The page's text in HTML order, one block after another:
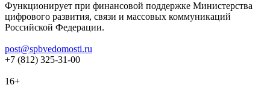
Функционирует при финансовой поддержке Министерства
цифрового развития, связи и массовых коммуникаций
Российской Федерации.
post@spbvedomosti.ru
+7 (812) 325-31-00
16+